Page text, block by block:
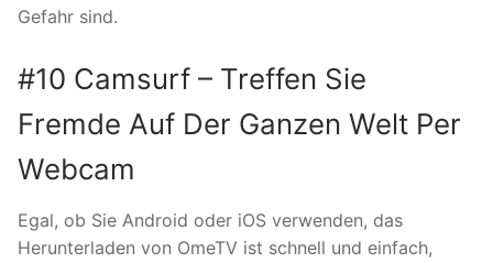
Gefahr sind.
#10 Camsurf – Treffen Sie
Fremde Auf Der Ganzen Welt Per
Webcam
Egal, ob Sie Android oder iOS verwenden, das
Herunterladen von OmeTV ist schnell und einfach,